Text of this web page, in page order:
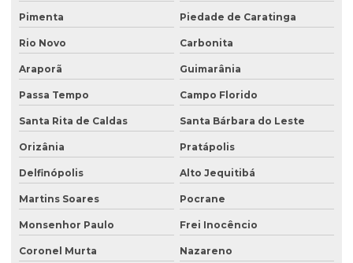
Pimenta Piedade de Caratinga
Rio Novo Carbonita
Araporã Guimarânia
Passa Tempo Campo Florido
Santa Rita de Caldas Santa Bárbara do Leste
Orizânia Pratápolis
Delfinópolis Alto Jequitibá
Martins Soares Pocrane
Monsenhor Paulo Frei Inocêncio
Coronel Murta Nazareno